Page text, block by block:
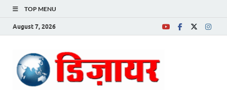
TOP MENU
August 7, 2026